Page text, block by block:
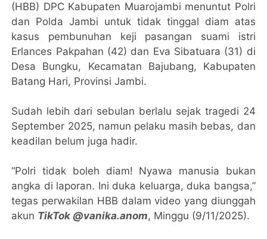
(HBB) DPC Kabupaten Muarojambi menuntut Polri
dan Polda Jambi untuk tidak tinggal diam atas
kasus pembunuhan keji pasangan suami istri
Erlances Pakpahan (42) dan Eva Sibatuara (31) di
Desa Bungku, Kecamatan Bajubang, Kabupaten
Batang Hari, Provinsi Jambi.
Sudah lebih dari sebulan berlalu sejak tragedi 24
September 2025, namun pelaku masih bebas, dan
keadilan belum juga hadir.
“Polri tidak boleh diam! Nyawa manusia bukan
angka di laporan. Ini duka keluarga, duka bangsa,”
tegas perwakilan HBB dalam video yang diunggah
akun TikTok @vanika.anom, Minggu (9/11/2025).